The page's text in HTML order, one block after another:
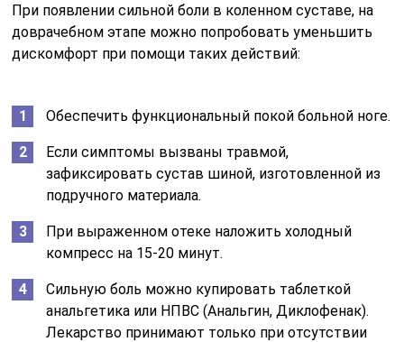
При появлении сильной боли в коленном суставе, на
доврачебном этапе можно попробовать уменьшить
дискомфорт при помощи таких действий:
Обеспечить функциональный покой больной ноге.
Если симптомы вызваны травмой,
зафиксировать сустав шиной, изготовленной из
подручного материала.
При выраженном отеке наложить холодный
компресс на 15-20 минут.
Сильную боль можно купировать таблеткой
анальгетика или НПВС (Анальгин, Диклофенак).
Лекарство принимают только при отсутствии